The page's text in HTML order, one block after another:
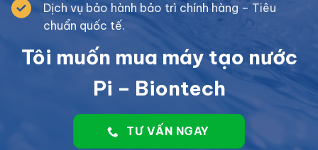
Dịch vụ bảo hành bảo trì chính hàng – Tiêu
chuẩn quốc tế.
Tôi muốn mua máy tạo nước
Pi – Biontech
TƯ VẤN NGAY